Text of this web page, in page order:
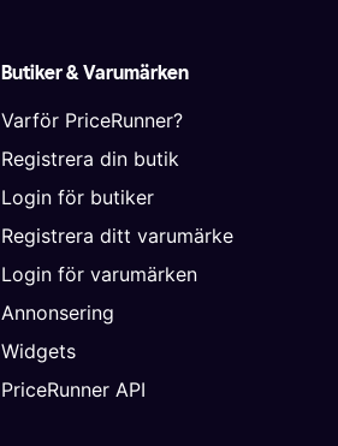
Butiker & Varumärken
Varför PriceRunner?
Registrera din butik
Login för butiker
Registrera ditt varumärke
Login för varumärken
Annonsering
Widgets
PriceRunner API